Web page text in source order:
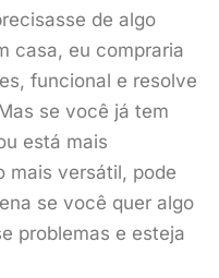
de algo
casa, eu compraria
funcional e resolve
se você já tem
está mais
mais versátil, pode
se você quer algo
problemas e esteja